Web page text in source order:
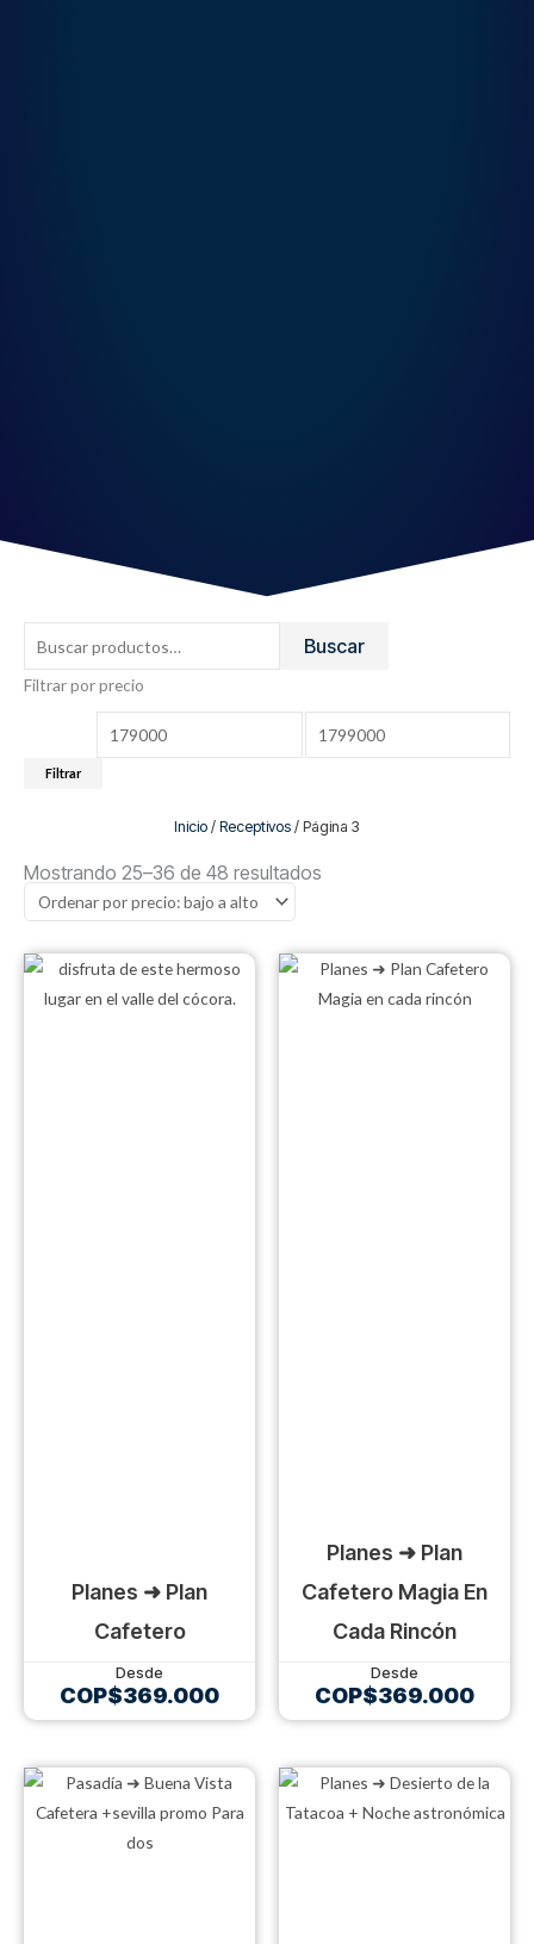
por:
Buscar
Filtrar por precio
Precio
mínimo
máximo
Filtrar
Inicio / Receptivos / Página 3
Mostrando 25–36 de 48 resultados
alto
Planes ➜ Plan
Cafetero
COP$369.000
Planes ➜ Plan
Cafetero Magia En
Cada Rincón
COP$369.000